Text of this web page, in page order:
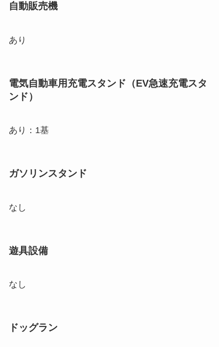
自動販売機
あり
電気自動車用充電スタンド（EV急速充電スタ
ンド）
あり：1基
ガソリンスタンド
なし
遊具設備
なし
ドッグラン